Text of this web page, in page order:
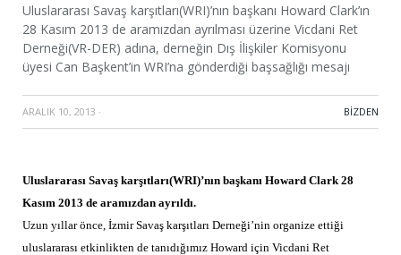
Uluslararası Savaş karşıtları(WRI)’nın başkanı Howard Clark’ın
28 Kasım 2013 de aramızdan ayrılması üzerine Vicdani Ret
Derneği(VR-DER) adına, derneğin Dış İlişkiler Komisyonu
üyesi Can Başkent’in WRI’na gönderdiği başsağlığı mesajı
ARALIK 10, 2013 · BIZDEN
Uluslararası Savaş karşıtları(WRI)’nın başkanı Howard Clark 28
Kasım 2013 de aramızdan ayrıldı.
Uzun yıllar önce, İzmir Savaş karşıtları Derneği’nin organize ettiği
uluslararası etkinlikten de tanıdığımız Howard için Vicdani Ret